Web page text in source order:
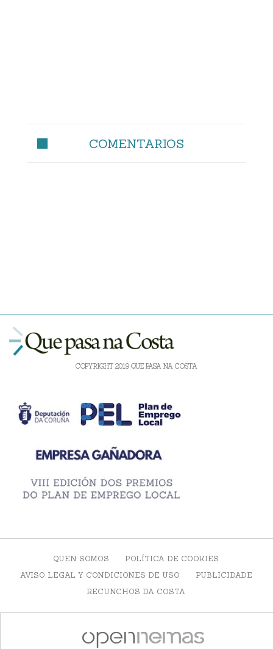
COMENTARIOS
COPYRIGHT 2019 QUE PASA NA COSTA
QUEN SOMOS
POLÍTICA DE COOKIES
AVISO LEGAL Y CONDICIONES DE USO
PUBLICIDADE
RECUNCHOS DA COSTA